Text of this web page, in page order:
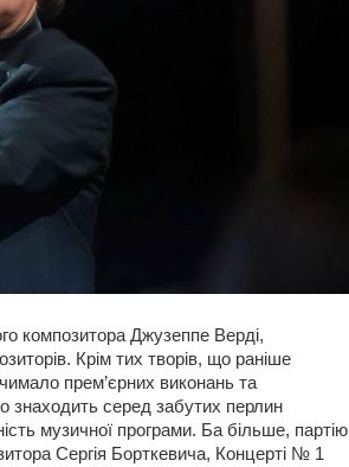
композитора Джузеппе Верді,
Крім тих творів, що раніше
прем’єрних виконань та
знаходить серед забутих перлин
музичної програми. Ба більше, партію
Сергія Борткевича, Концерті № 1